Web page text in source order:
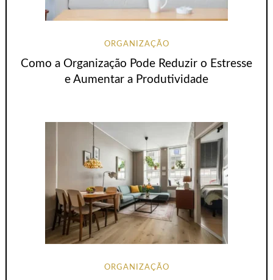
ORGANIZAÇÃO
Como a Organização Pode Reduzir o Estresse
e Aumentar a Produtividade
ORGANIZAÇÃO